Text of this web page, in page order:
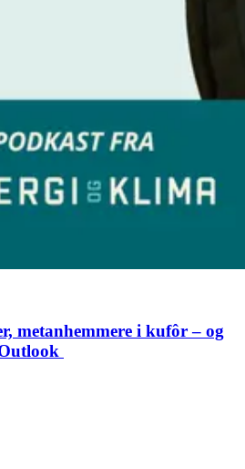
metanhemmere i kufôr – og